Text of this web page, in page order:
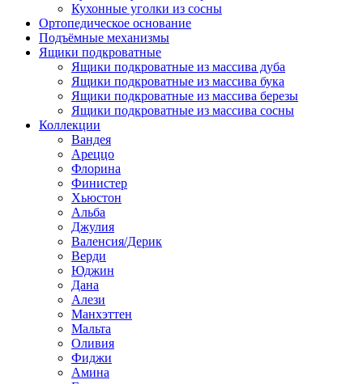
Кухонные уголки из сосны
Ортопедическое основание
Подъёмные механизмы
Ящики подкроватные
Ящики подкроватные из массива дуба
Ящики подкроватные из массива бука
Ящики подкроватные из массива березы
Ящики подкроватные из массива сосны
Коллекции
Вандея
Ареццо
Флорина
Финистер
Хьюстон
Альба
Джулия
Валенсия/Дерик
Верди
Юджин
Дана
Алези
Манхэттен
Мальта
Оливия
Фиджи
Амина